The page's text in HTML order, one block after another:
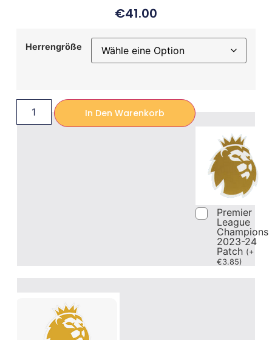
€41.00
Herrengröße
In Den Warenkorb
Premier
League
Champions
2023-24
Patch (+
€3.85)